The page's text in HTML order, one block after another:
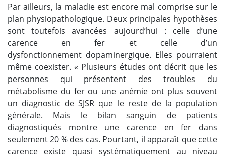
Par ailleurs, la maladie est encore mal comprise sur le
plan physiopathologique. Deux principales hypothèses
sont toutefois avancées aujourd’hui : celle d’une
carence en fer et celle d’un
dysfonctionnement dopaminergique. Elles pourraient
même coexister. « Plusieurs études ont décrit que les
personnes qui présentent des troubles du
métabolisme du fer ou une anémie ont plus souvent
un diagnostic de SJSR que le reste de la population
générale. Mais le bilan sanguin de patients
diagnostiqués montre une carence en fer dans
seulement 20 % des cas. Pourtant, il apparaît que cette
carence existe quasi systématiquement au niveau